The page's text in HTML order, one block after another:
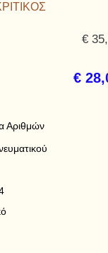
€
€
Αριθμών